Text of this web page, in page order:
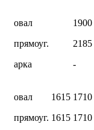
овал
прямоуг.
арка
1900
2185
-
овал
прямоуг.
1615
1615
1710
1710